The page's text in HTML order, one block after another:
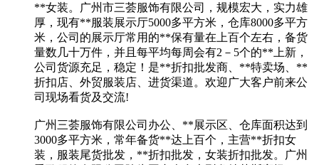
**女装。广州市三荟服饰有限公司，规模宏大，实力雄
厚，现有**服装展示厅5000多平方米，仓库8000多平方
米，公司的展示厅常用的**保有量在上百个左右，备货
量数几十万件，并且每平均每周会有2－5个的**上新，
公司货源充足，稳定！是**折扣批发商、**特卖场、**
折扣店、外贸服装店、进货渠道。欢迎广大客户前来公
司现场看货及交流!
广州三荟服饰有限公司办公、**展示区、仓库面积达到
3000多平方米，常年备货**达上百个，主营**折扣女
装，服装尾货批发，**折扣批发，女装折扣批发。广州